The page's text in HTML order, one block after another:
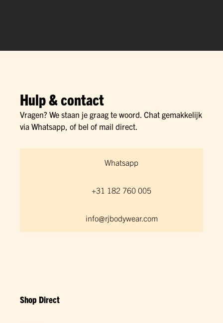
Hulp & contact
Vragen? We staan je graag te woord. Chat gemakkelijk
via Whatsapp, of bel of mail direct.
Whatsapp
+31 182 760 005
info@rjbodywear.com
Shop Direct